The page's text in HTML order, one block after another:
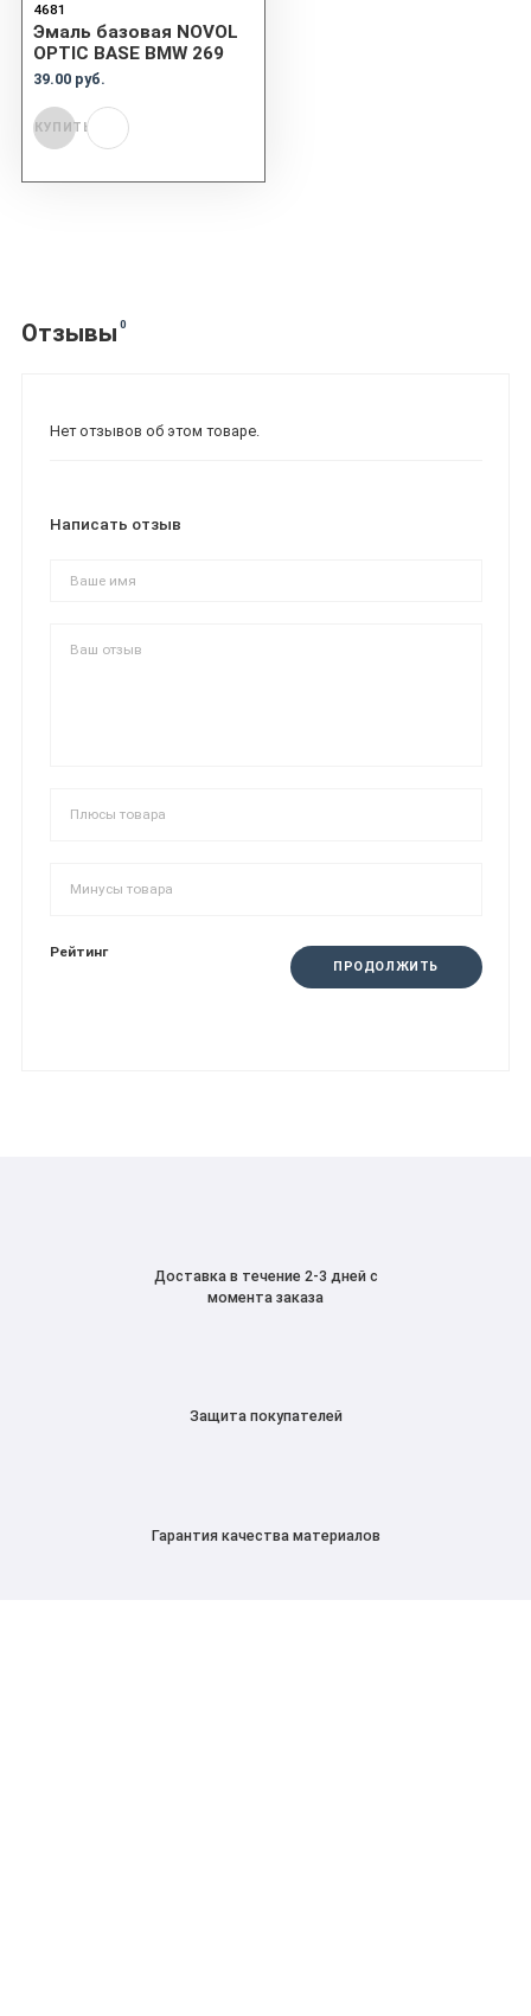
4681
Эмаль базовая NOVOL
OPTIC BASE BMW 269
39.00 руб.
КУПИТЬ
Отзывы 0
Нет отзывов об этом товаре.
Написать отзыв
Рейтинг
ПРОДОЛЖИТЬ
Доставка в течение 2-3 дней с
момента заказа
Защита покупателей
Гарантия качества материалов